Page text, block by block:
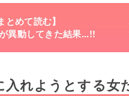
とめて読む】
異動してきた結果...!!
れようとする女